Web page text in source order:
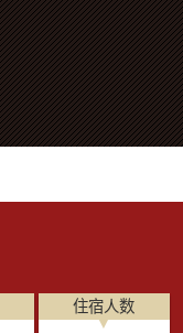
住宿人数